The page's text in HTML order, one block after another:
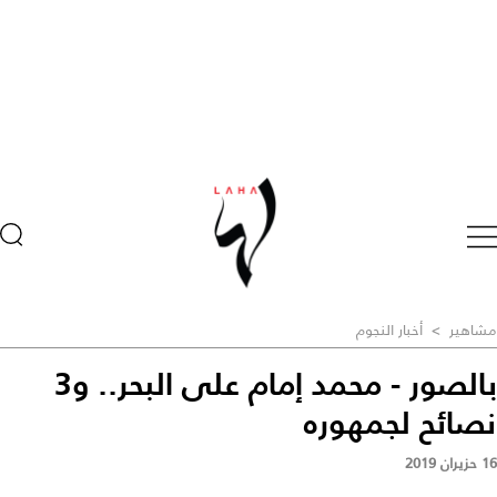
مشاهير > أخبار النجوم
بالصور - محمد إمام على البحر.. و3
نصائح لجمهوره
16 حزيران 2019